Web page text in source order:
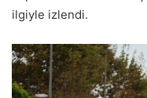
ilgiyle izlendi.